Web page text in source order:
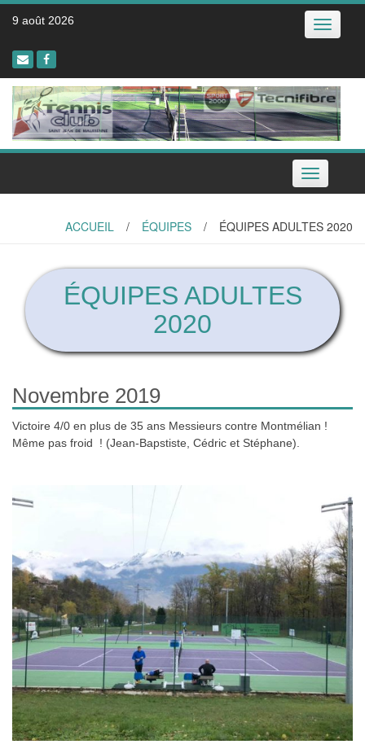
Skip
9 août 2026 Toggle
Toggle
navigation
ACCUEIL / ÉQUIPES / ÉQUIPES ADULTES 2020
ÉQUIPES ADULTES
2020
Novembre 2019
Victoire 4/0 en plus de 35 ans Messieurs contre Montmélian !
Même pas froid ! (Jean-Bapstiste, Cédric et Stéphane).